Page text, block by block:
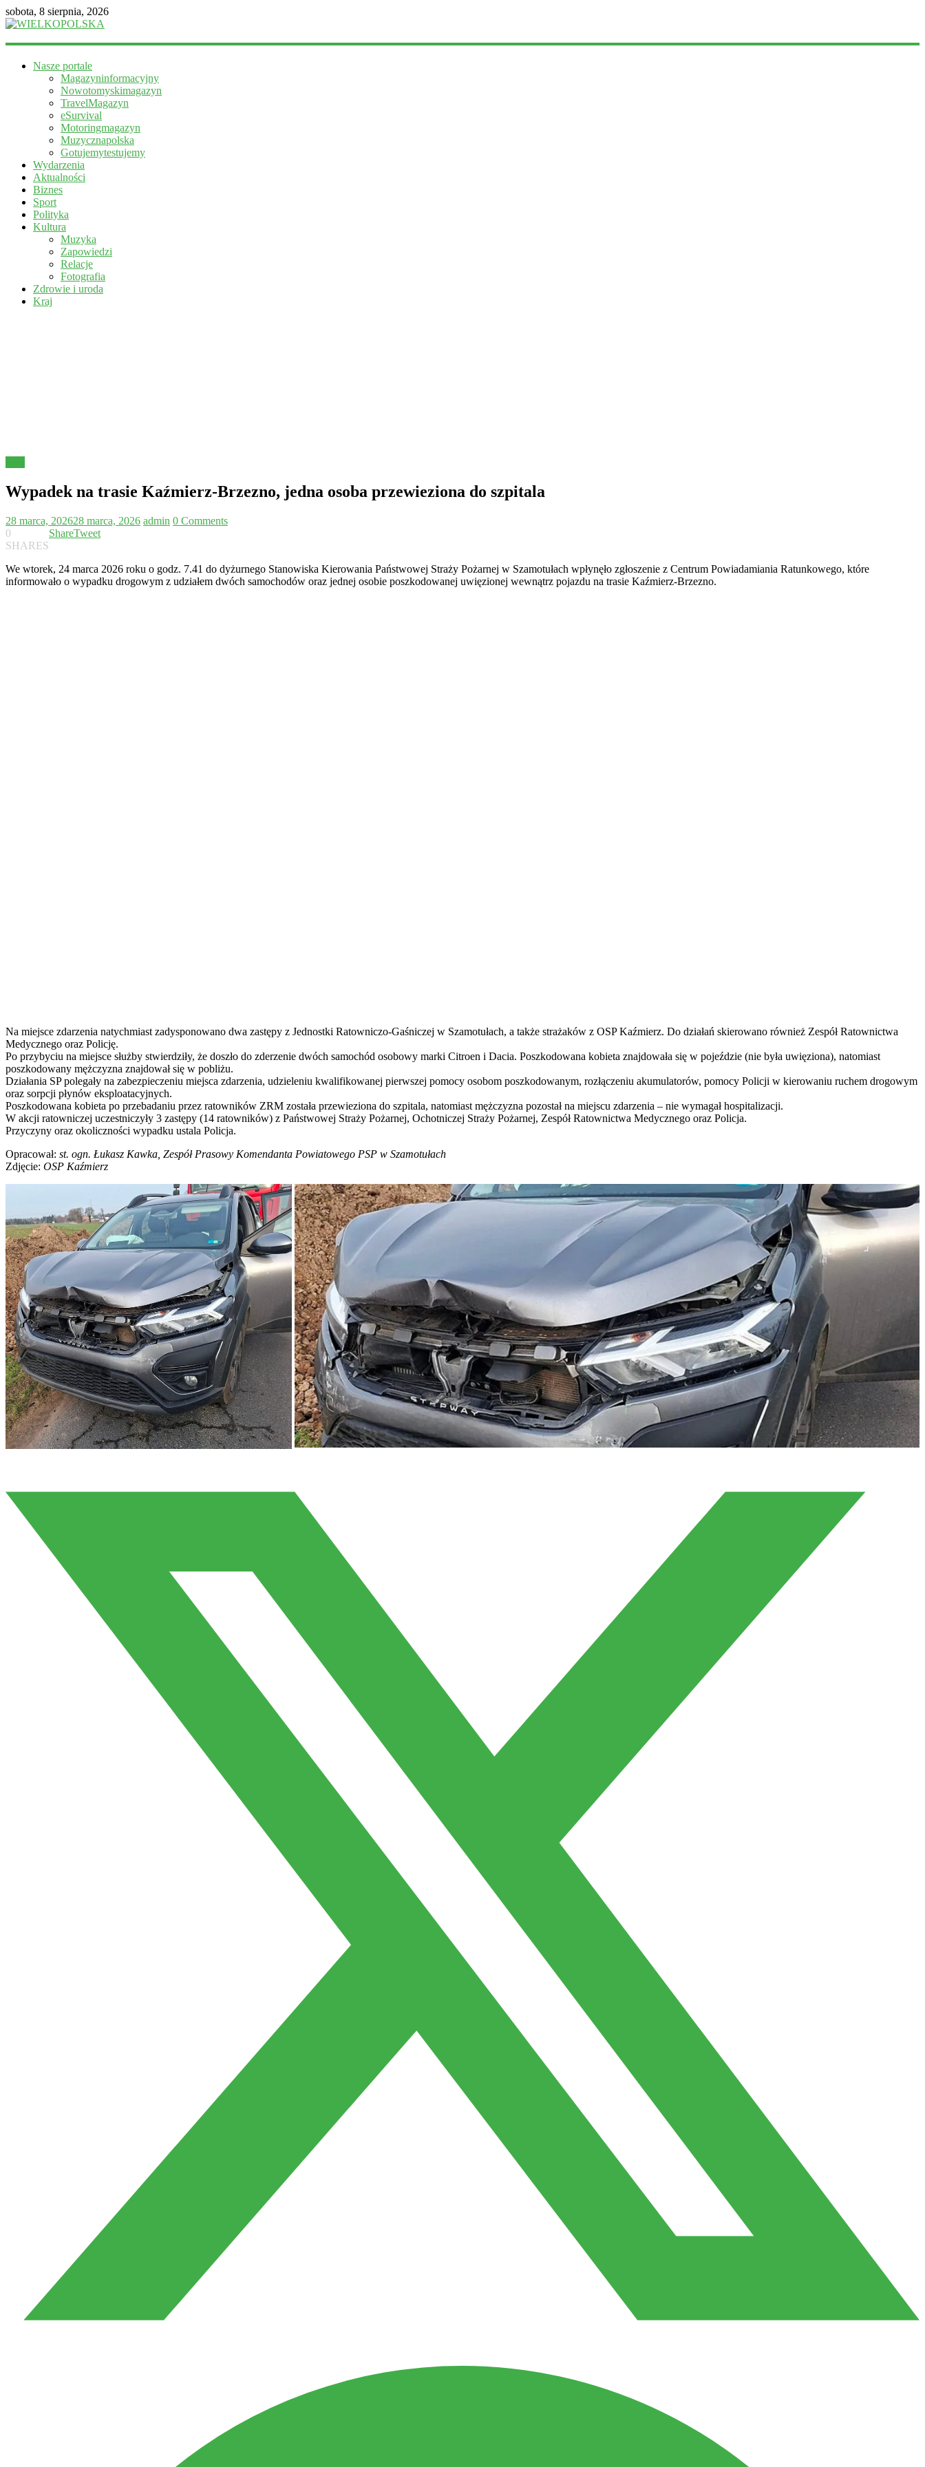
sobota, 8 sierpnia, 2026
WIELKOPOLSKA
informacyjny
Nasze portale
Magazyninformacyjny
Nowotomyskimagazyn
TravelMagazyn
eSurvival
Motoringmagazyn
Muzycznapolska
Gotujemytestujemy
Wydarzenia
Aktualności
Biznes
Sport
Polityka
Kultura
Muzyka
Zapowiedzi
Relacje
Fotografia
Zdrowie i uroda
Kraj
Wypadek na trasie Kaźmierz-Brzezno, jedna osoba przewieziona do szpitala
28 marca, 202628 marca, 2026 admin 0 Comments
0
SHARES
ShareTweet
We wtorek, 24 marca 2026 roku o godz. 7.41 do dyżurnego Stanowiska Kierowania Państwowej Straży Pożarnej w Szamotułach wpłynęło zgłoszenie z Centrum Powiadamiania Ratunkowego, które
informowało o wypadku drogowym z udziałem dwóch samochodów oraz jednej osobie poszkodowanej uwięzionej wewnątrz pojazdu na trasie Kaźmierz-Brzezno.
Na miejsce zdarzenia natychmiast zadysponowano dwa zastępy z Jednostki Ratowniczo-Gaśniczej w Szamotułach, a także strażaków z OSP Kaźmierz. Do działań skierowano również Zespół Ratownictwa
Medycznego oraz Policję.
Po przybyciu na miejsce służby stwierdziły, że doszło do zderzenie dwóch samochód osobowy marki Citroen i Dacia. Poszkodowana kobieta znajdowała się w pojeździe (nie była uwięziona), natomiast
poszkodowany mężczyzna znajdował się w pobliżu.
Działania SP polegały na zabezpieczeniu miejsca zdarzenia, udzieleniu kwalifikowanej pierwszej pomocy osobom poszkodowanym, rozłączeniu akumulatorów, pomocy Policji w kierowaniu ruchem drogowym
oraz sorpcji płynów eksploatacyjnych.
Poszkodowana kobieta po przebadaniu przez ratowników ZRM została przewieziona do szpitala, natomiast mężczyzna pozostał na miejscu zdarzenia – nie wymagał hospitalizacji.
W akcji ratowniczej uczestniczyły 3 zastępy (14 ratowników) z Państwowej Straży Pożarnej, Ochotniczej Straży Pożarnej, Zespół Ratownictwa Medycznego oraz Policja.
Przyczyny oraz okoliczności wypadku ustala Policja.
Opracował: st. ogn. Łukasz Kawka, Zespół Prasowy Komendanta Powiatowego PSP w Szamotułach
Zdjęcie: OSP Kaźmierz